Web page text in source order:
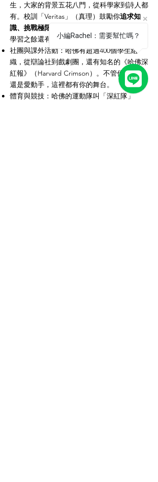
生，大家的背景五花八門，從科學家到詩人都
有。校訓「Veritas」（真理）鼓勵你追求知
識、挑戰極限
學習之餘還有不少樂子。
社團與課外活動：哈佛有超過400個學生組
織，從辯論社到戲劇團，還有知名的《哈佛深
紅報》（Harvard Crimson）。不管你愛動腦
還是愛動手，這裡都有你的舞台。
體育與競技：哈佛的運動隊叫「深紅隊」
小編Rachel：需要幫忙嗎？